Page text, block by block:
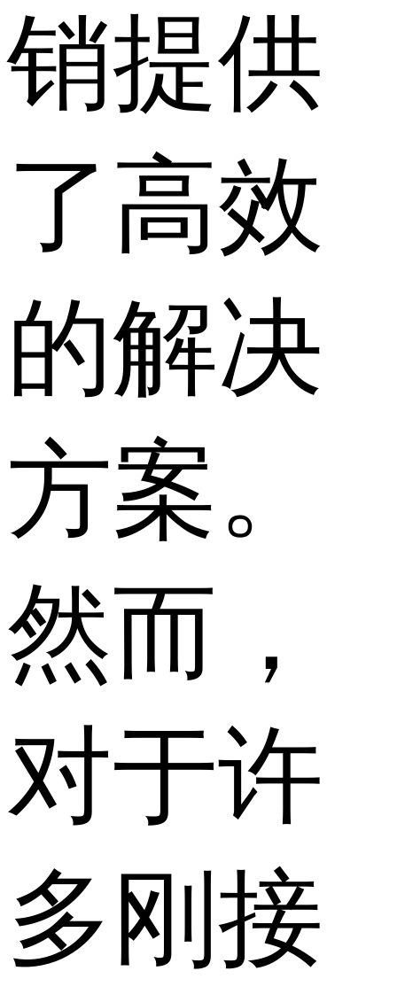
销提供
了高效
的解决
方案。
然而，
对于许
多刚接